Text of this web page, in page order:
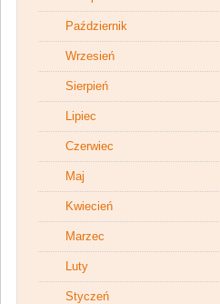
Październik
Wrzesień
Sierpień
Lipiec
Czerwiec
Maj
Kwiecień
Marzec
Luty
Styczeń